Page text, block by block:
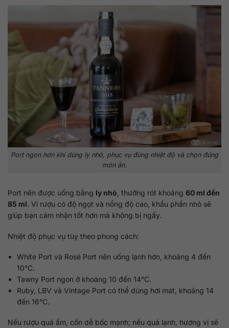
Port ngon hơn khi dùng ly nhỏ, phục vụ đúng nhiệt độ và chọn đúng
món ăn.
Port nên được uống bằng ly nhỏ , thường rót khoảng 60 ml đến
85 ml. Vì rượu có độ ngọt và nồng độ cao, khẩu phần nhỏ sẽ
giúp bạn cảm nhận tốt hơn mà không bị ngấy.
Nhiệt độ phục vụ tùy theo phong cách:
White Port và Rosé Port nên uống lạnh hơn, khoảng 4 đến
10°C.
Tawny Port ngon ở khoảng 10 đến 14°C.
Ruby, LBV và Vintage Port có thể dùng hơi mát, khoảng 14
đến 16°C.
Nếu rượu quá ấm, cồn dễ bốc mạnh; nếu quá lạnh, hương vị sẽ